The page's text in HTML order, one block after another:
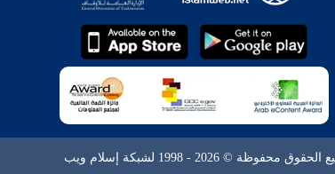
محفوظة © 2026 - 1998 لشبكة إسلام ويب